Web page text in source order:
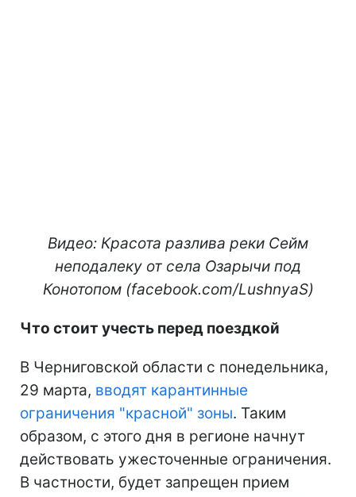
Видео: Красота разлива реки Сейм
неподалеку от села Озарычи под
Конотопом (facebook.com/LushnyaS)
Что стоит учесть перед поездкой
В Черниговской области с понедельника,
29 марта, вводят карантинные
ограничения "красной" зоны. Таким
образом, с этого дня в регионе начнут
действовать ужесточенные ограничения.
В частности, будет запрещен прием